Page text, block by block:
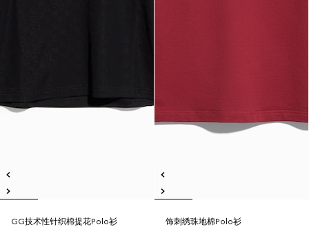
GG技术性针织棉提花Polo衫
饰刺绣珠地棉Polo衫